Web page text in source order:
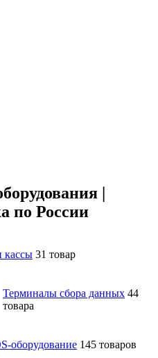
|
по России
кассы 31 товар
Терминалы сбора данных 44
товара
оборудование 145 товаров